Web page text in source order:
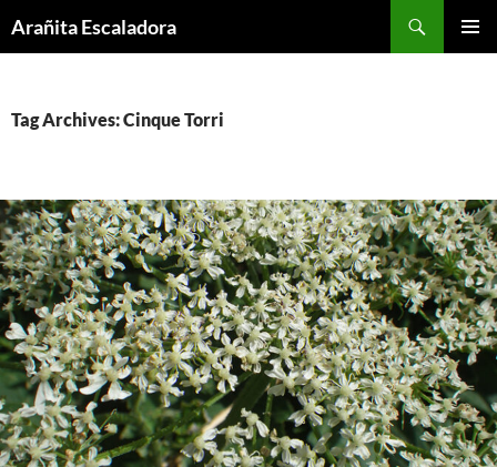
toArañita Escaladora
Tag Archives: Cinque Torri